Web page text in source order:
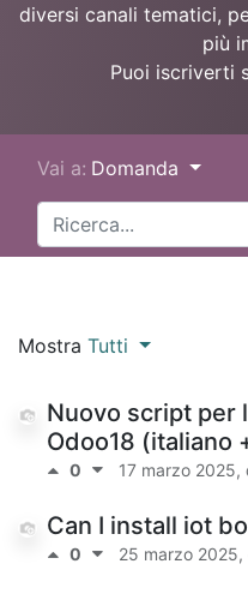
diversi canali tematici,
più
Puoi iscriverti
Vai a: Domanda
Mostra Tutti
Nuovo script per
Odoo18 (italiano
0 17 marzo 2025,
Can I install iot
0 25 marzo 2025,